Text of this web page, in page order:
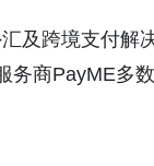
及跨境支付解
务商PayME多